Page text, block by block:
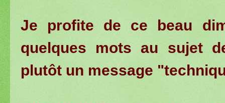
Je profite de ce beau
quelques mots au sujet
plutôt un message